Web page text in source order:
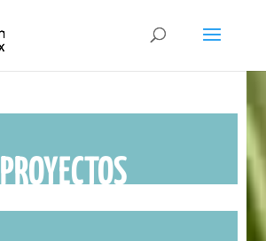
PROYECTOS